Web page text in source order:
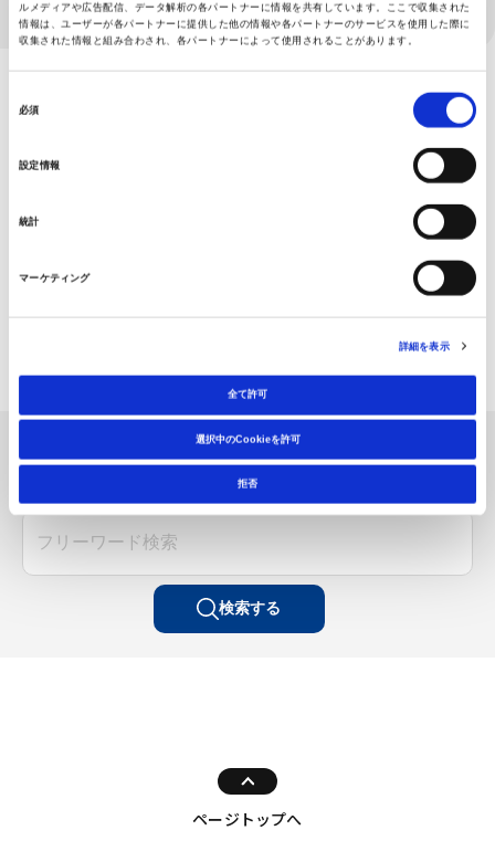
ルメディアや広告配信、データ解析の各パートナーに情報を共有しています。ここで収集された
情報は、ユーザーが各パートナーに提供した他の情報や各パートナーのサービスを使用した際に
収集された情報と組み合わされ、各パートナーによって使用されることがあります。
必須
設定情報
統計
マーケティング
詳細を表示
全て許可
選択中のCookieを許可
拒否
製品を検索する
SEARCH
検索する
ページトップへ